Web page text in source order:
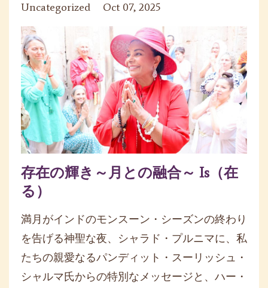
Uncategorized Oct 07, 2025
存在の輝き～月との融合～ Is（在
る）
満月がインドのモンスーン・シーズンの終わり
を告げる神聖な夜、シャラド・プルニマに、私
たちの親愛なるパンディット・スーリッシュ・
シャルマ氏からの特別なメッセージと、ハー・